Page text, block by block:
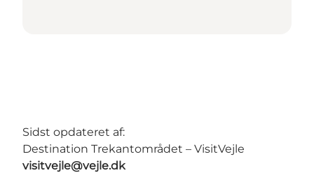
Sidst opdateret af:
Destination Trekantområdet – VisitVejle
visitvejle@vejle.dk